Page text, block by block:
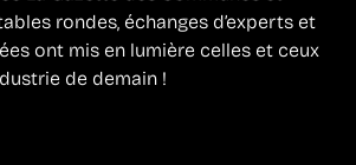
rondes, échanges d’experts et
ont mis en lumière celles et ceux
de demain !